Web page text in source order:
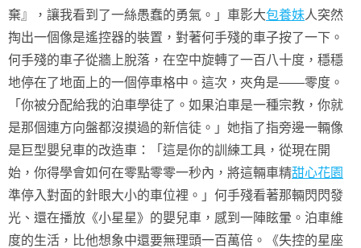
棄』，讓我看到了一絲愚蠢的勇氣。」車影大包養妹人突然
掏出一個像是遙控器的裝置，對著何手殘的車子按了一下。
何手殘的車子從牆上脫落，在空中旋轉了一百八十度，穩穩
地停在了地面上的一個停車格中。這次，夾角是——零度。
「你被分配給我的泊車學徒了。如果泊車是一種宗教，你就
是那個連方向盤都沒摸過的新信徒。」她指了指旁邊一輛像
是巨型嬰兒車的改造車：「這是你的訓練工具，從現在開
始，你得學會如何在零點零零一秒內，將這輛車精甜心花園
準停入對面的針眼大小的車位裡。」何手殘看著那輛閃閃發
光、還在播放《小星星》的嬰兒車，感到一陣眩暈。泊車維
度的生活，比他想象中還要無理頭一百萬倍。《失控的星座